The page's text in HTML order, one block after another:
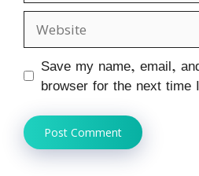
Website
Save my name, email,
browser for the next time